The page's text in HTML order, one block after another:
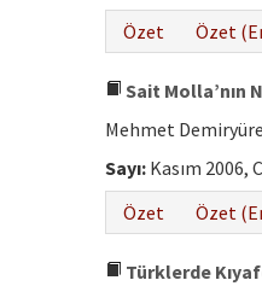
Özet
Özet
Sait Molla’nın
Mehmet
Sayı: Kasım 2006,
Özet
Özet
Türklerde